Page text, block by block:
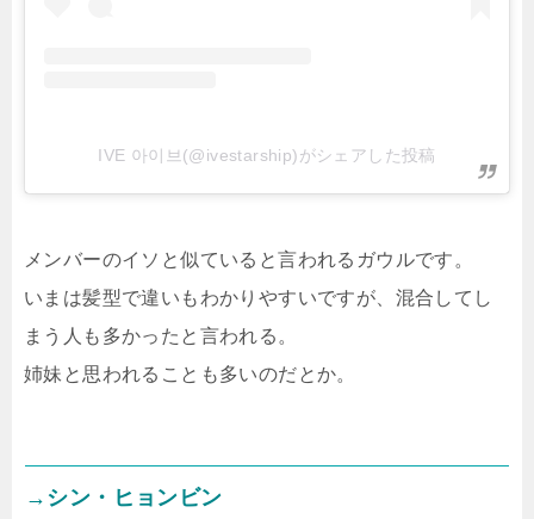
IVE 아이브(@ivestarship)がシェアした投稿
メンバーのイソと似ていると言われるガウルです。
いまは髪型で違いもわかりやすいですが、混合してし
まう人も多かったと言われる。
姉妹と思われることも多いのだとか。
→シン・ヒョンビン